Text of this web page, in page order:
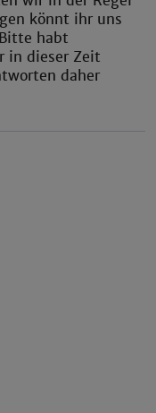
könnt ihr uns
habt
in dieser Zeit
daher